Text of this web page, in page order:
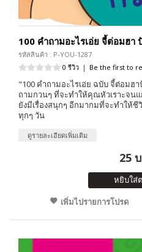
100 คำถามอะไรเอ่ย จี้ต่อมฮา
รหัสสินค้า : P-YOU-1287
0 รีวิว | Be the first to
"100 คำถามอะไรเอ่ย ฉบับ จี้ต่อม
ถามกวนๆ ที่จะทำให้คุณหัวเราะจน
ยังมีเรื่องสนุกๆ อีกมากมที่จะทำให้
ทุกๆ วัน
ดูรายละเอียดเพิ่มเติม
25
หยิบใส่
เพิ่มไปรายการโปรด